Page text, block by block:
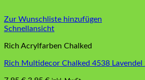
Zur Wunschliste hinzufügen
Schnellansicht
Rich Acrylfarben Chalked
Rich Multidecor Chalked 4538 Lavendel